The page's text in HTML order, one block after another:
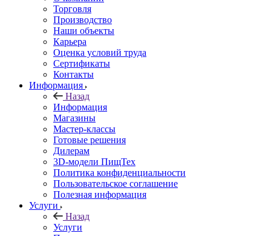
Торговля
Производство
Наши объекты
Карьера
Оценка условий труда
Сертификаты
Контакты
Информация
Назад
Информация
Магазины
Мастер-классы
Готовые решения
Дилерам
3D-модели ПищТех
Политика конфиденциальности
Пользовательское соглашение
Полезная информация
Услуги
Назад
Услуги